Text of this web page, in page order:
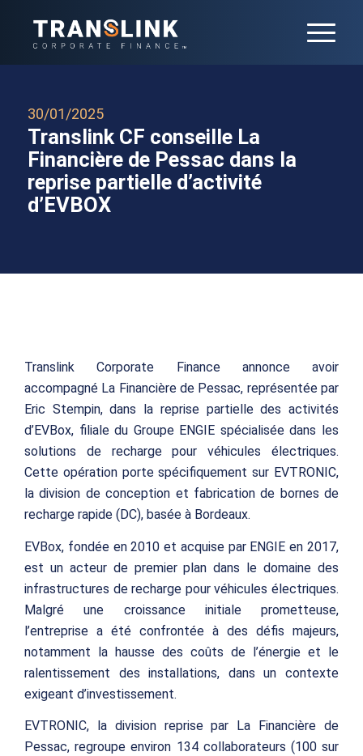
30/01/2025
Translink CF conseille La
Financière de Pessac dans la
reprise partielle d’activité
d’EVBOX
Translink Corporate Finance annonce avoir
accompagné La Financière de Pessac, représentée par
Eric Stempin, dans la reprise partielle des activités
d’EVBox, filiale du Groupe ENGIE spécialisée dans les
solutions de recharge pour véhicules électriques.
Cette opération porte spécifiquement sur EVTRONIC,
la division de conception et fabrication de bornes de
recharge rapide (DC), basée à Bordeaux.
EVBox, fondée en 2010 et acquise par ENGIE en 2017,
est un acteur de premier plan dans le domaine des
infrastructures de recharge pour véhicules électriques.
Malgré une croissance initiale prometteuse,
l’entreprise a été confrontée à des défis majeurs,
notamment la hausse des coûts de l’énergie et le
ralentissement des installations, dans un contexte
exigeant d’investissement.
EVTRONIC, la division reprise par La Financière de
Pessac, regroupe environ 134 collaborateurs (100 sur